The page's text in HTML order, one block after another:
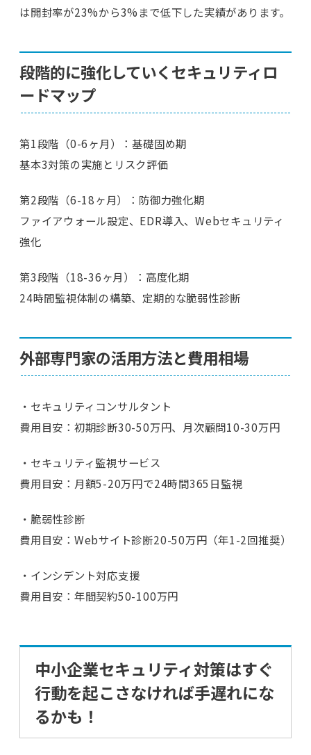
は開封率が23%から3%まで低下した実績があります。
段階的に強化していくセキュリティロ
ードマップ
第1段階（0-6ヶ月）：基礎固め期
基本3対策の実施とリスク評価
第2段階（6-18ヶ月）：防御力強化期
ファイアウォール設定、EDR導入、Webセキュリティ
強化
第3段階（18-36ヶ月）：高度化期
24時間監視体制の構築、定期的な脆弱性診断
外部専門家の活用方法と費用相場
・セキュリティコンサルタント
費用目安：初期診断30-50万円、月次顧問10-30万円
・セキュリティ監視サービス
費用目安：月額5-20万円で24時間365日監視
・脆弱性診断
費用目安：Webサイト診断20-50万円（年1-2回推奨）
・インシデント対応支援
費用目安：年間契約50-100万円
中小企業セキュリティ対策はすぐ
行動を起こさなければ手遅れにな
るかも！